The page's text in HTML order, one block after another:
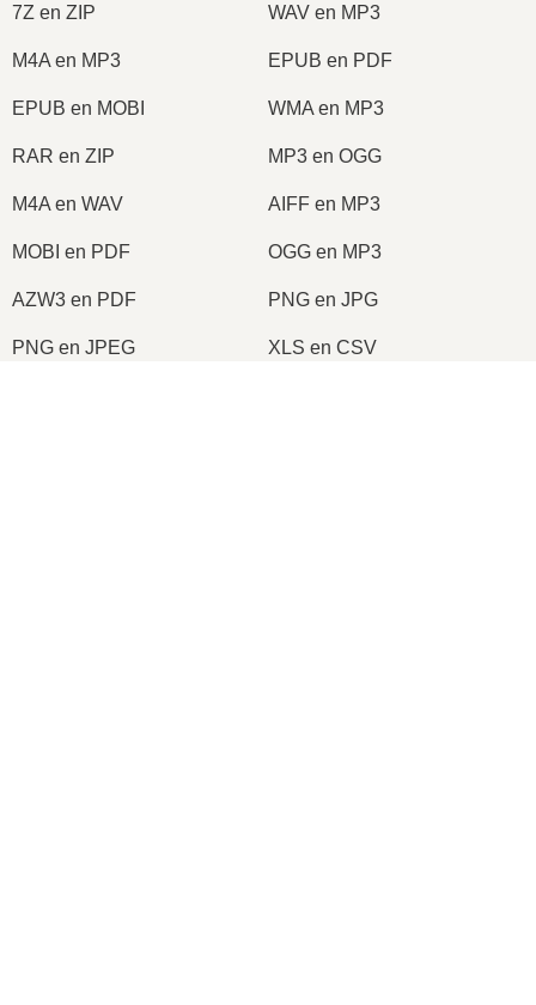
7Z en ZIP WAV en MP3
M4A en MP3 EPUB en PDF
EPUB en MOBI WMA en MP3
RAR en ZIP MP3 en OGG
M4A en WAV AIFF en MP3
MOBI en PDF OGG en MP3
AZW3 en PDF PNG en JPG
PNG en JPEG XLS en CSV